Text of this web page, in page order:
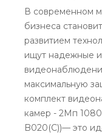
В современном
бизнеса
развитием
ищут надежные
максимальную
комплект
камер - 2Мп
B020(C))— это